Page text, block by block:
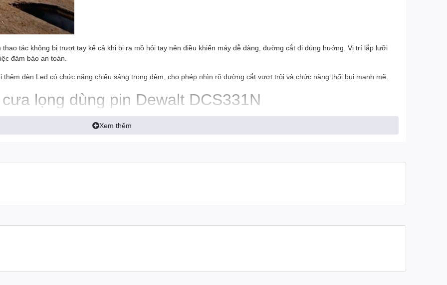
tác không bị trượt tay kể cả khi bị ra mồ hôi tay nên điều khiển máy dễ dàng, đường cắt đi đúng hướng. Vị trí lắp lưỡi
đảm bảo an toàn.
thêm đèn Led có chức năng chiếu sáng trong đêm, cho phép nhìn rõ đường cắt vượt trội và chức năng thổi bụi mạnh mẽ.
lọng dùng pin Dewalt DCS331N
ngành công nghiệp, xây dựng, sửa chữa, ngành sản xuất đồ gỗ, cơ khí chế tạo...
Người sử dụng có thể chỉnh góc cắt nghiêng từ 0 - 45 độ dễ dàng, giúp đáp ứng được nhiều mục đích công việc hơn.
Xem thêm